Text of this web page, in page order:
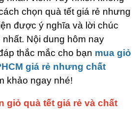
chọn quà tết giá rẻ nhưng
được ý nghĩa và lời chúc
Nội dung hôm nay
thắc mắc cho bạn mua giỏ
giá rẻ nhưng chất
khảo ngay nhé!
giỏ quà tết giá rẻ và chất